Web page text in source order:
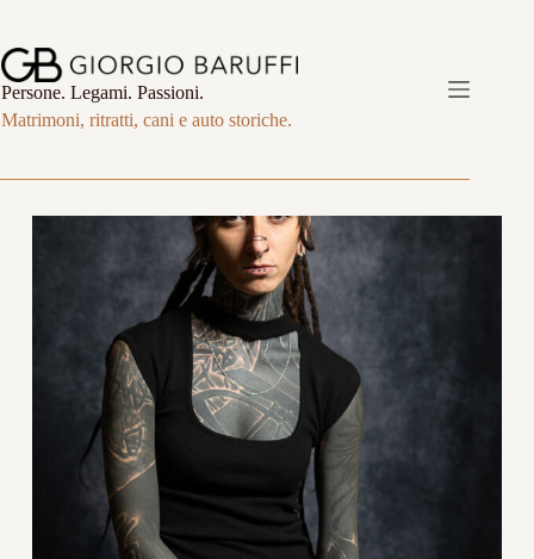
contenuto
Persone. Legami. Passioni.
Matrimoni, ritratti, cani e auto storiche.